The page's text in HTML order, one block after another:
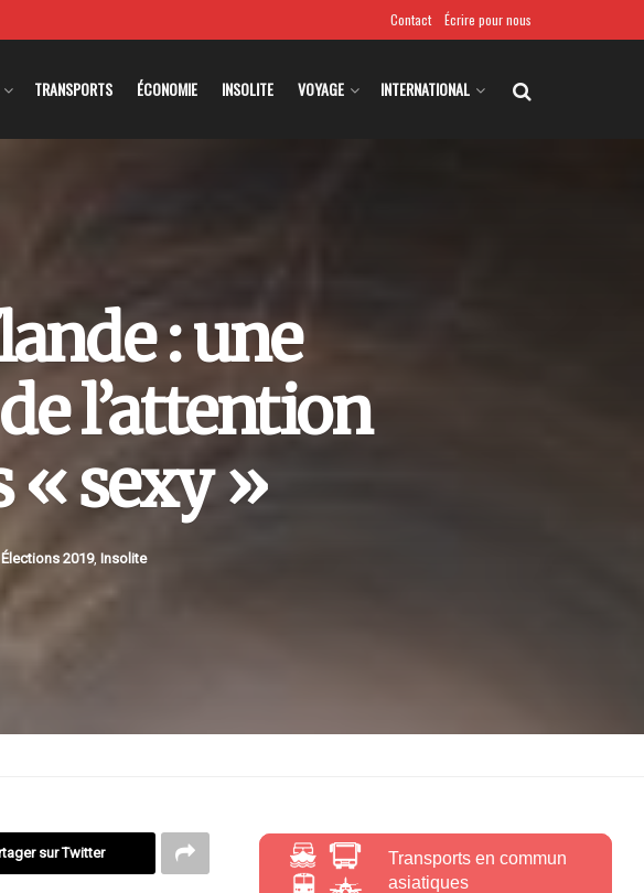
Contact Écrire pour nous
TRANSPORTS ÉCONOMIE INSOLITE VOYAGE INTERNATIONAL
: une
l’attention
« sexy »
Élections 2019, Insolite
sur Twitter
Transports en commun
asiatiques